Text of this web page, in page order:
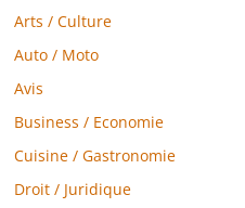
Arts / Culture
Auto / Moto
Avis
Business / Economie
Cuisine / Gastronomie
Droit / Juridique